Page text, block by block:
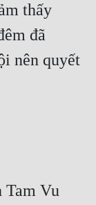
thấy
đã
nên quyết
Tam Vu